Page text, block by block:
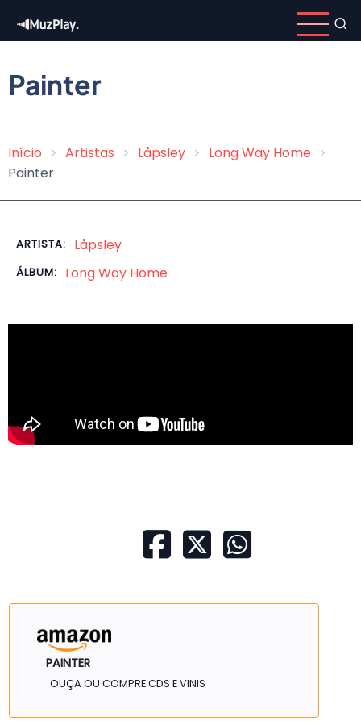
para
conteúdo
principal
Painter
Trilha
Início Artistas Låpsley
Long Way Home
Painter
ARTISTA: Låpsley
ÁLBUM: Long Way Home
PAINTER
OUÇA OU COMPRE CDS E VINIS